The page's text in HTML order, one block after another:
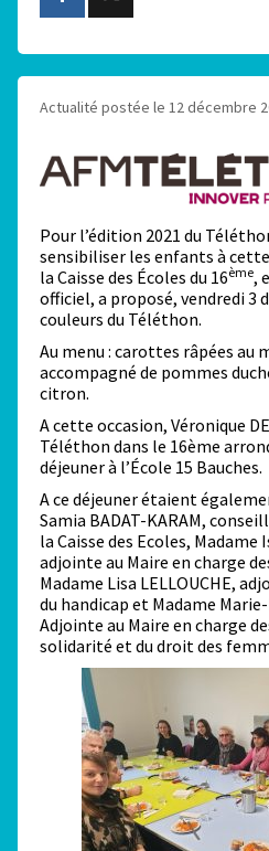
Actualité postée le 12 décembre
Pour l’édition 2021 du
sensibiliser les enfants à
la Caisse des Écoles du 16ème,
officiel, a proposé, vendredi 3
couleurs du Téléthon.
Au menu : carottes râpées au
accompagné de pommes
citron.
A cette occasion, Véronique
Téléthon dans le 16ème
déjeuner à l’École 15 Bauches.
A ce déjeuner étaient
Samia BADAT-KARAM,
la Caisse des Ecoles, Madame
adjointe au Maire en charge
Madame Lisa LELLOUCHE,
du handicap et Madame
Adjointe au Maire en charge
solidarité et du droit des